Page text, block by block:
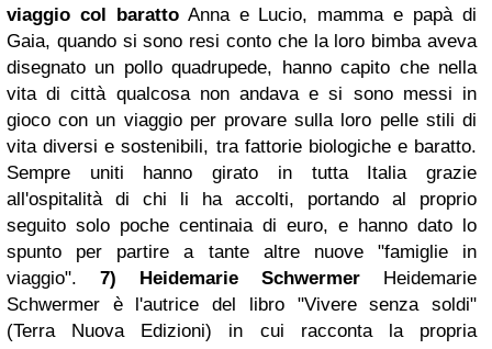
viaggio col baratto Anna e Lucio, mamma e papà di
Gaia, quando si sono resi conto che la loro bimba aveva
disegnato un pollo quadrupede, hanno capito che nella
vita di città qualcosa non andava e si sono messi in
gioco con un viaggio per provare sulla loro pelle stili di
vita diversi e sostenibili, tra fattorie biologiche e baratto.
Sempre uniti hanno girato in tutta Italia grazie
all'ospitalità di chi li ha accolti, portando al proprio
seguito solo poche centinaia di euro, e hanno dato lo
spunto per partire a tante altre nuove "famiglie in
viaggio".
7) Heidemarie Schwermer
Heidemarie
Schwermer è l'autrice del libro "Vivere senza soldi"
(Terra Nuova Edizioni) in cui racconta la propria